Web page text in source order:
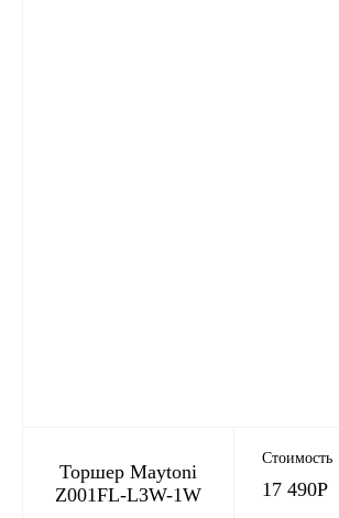
Торшер Maytoni
Z001FL-L3W-1W
Стоимость
17 490Р